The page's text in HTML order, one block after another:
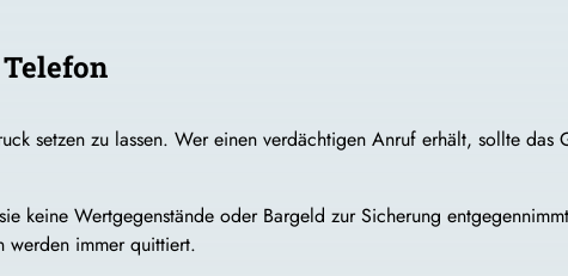
setzen zu lassen. Wer einen verdächtigen Anruf erhält, sollte
keine Wertgegenstände oder Bargeld zur Sicherung
werden immer quittiert.